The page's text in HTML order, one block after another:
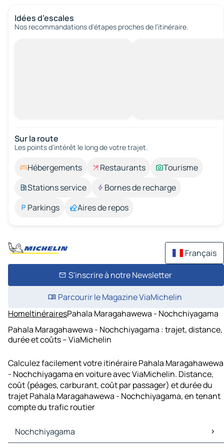
Idées d’escales
Nos recommandations d'étapes proches de l’itinéraire.
Sur la route
Les points d’intérêt le long de votre trajet.
Hébergements Restaurants
Tourisme
Stations service
Bornes de recharge
Parkings
Aires de repos
Français
S'inscrire à notre Newsletter
Parcourir le Magazine ViaMichelin
HomeItinérairesPahala Maragahawewa - Nochchiyagama
Pahala Maragahawewa - Nochchiyagama : trajet, distance,
durée et coûts – ViaMichelin
Calculez facilement votre itinéraire Pahala Maragahawewa
- Nochchiyagama en voiture avec ViaMichelin. Distance,
coût (péages, carburant, coût par passager) et durée du
trajet Pahala Maragahawewa - Nochchiyagama, en tenant
compte du trafic routier
Nochchiyagama